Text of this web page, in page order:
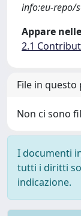
info:eu-repo/
Appare
2.1
File in
Non ci sono
I documenti
tutti i diritti
indicazione.